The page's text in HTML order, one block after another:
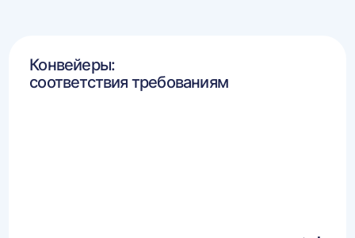
Конвейеры:
соответствия требованиям